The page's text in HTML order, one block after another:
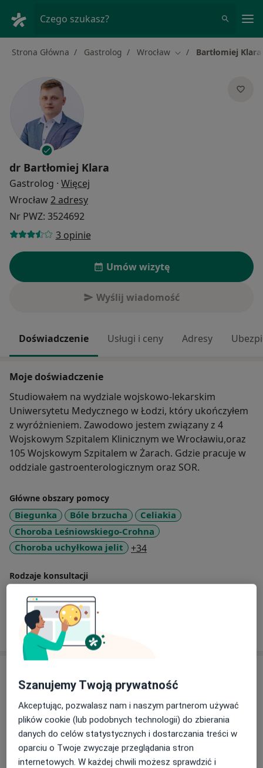
Czego szukasz?
Strona Główna Gastrolog Wrocław Zmień miasto
Bartłomiej Klara
dr Bartłomiej Klara
Gastrolog · Więcej
Wrocław2 adresy
Nr PWZ: 3524692
3 opinie
Umów wizytę
Wyślij wiadomość
Doświadczenie Usługi i ceny Adresy
Moje doświadczenie
Studiowałem na wydziale wojskowo-lekarskim
Uniwersytetu Medycznego w Łodzi, który ukończyłem
z wyróżnieniem. Zawodowo jestem związany z 4
Wojskowym Szpitalem Klinicznym we Wrocławiu,oraz
105 Wojskowym Szpitalem w Żarach. Gdzie pracuje w
oddziale gastroenterologicznym oraz SOR.
Główne obszary pomocy
Biegunka Bóle brzucha
Celiakia
Choroba Leśniowskiego-Crohna
Choroba uchyłkowa jelit
+34a11y_sr_more_diseases
Rodzaje konsultacji
Konsultacja gastrologiczna
280 zł - 355 zł Szczegóły
W jaki sposób ustalane są ceny?
Szanujemy Twoją prywatność
Akceptując, pozwalasz nam i naszym partnerom używać
plików cookie (lub podobnych technologii) do zbierania
danych do celów statystycznych i dostarczania treści w
oparciu o Twoje zwyczaje przeglądania stron
internetowych. W każdej chwili możesz sprawdzić i